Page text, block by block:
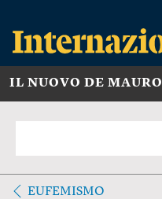
IL NUOVO DE MAURO
EUFEMISMO